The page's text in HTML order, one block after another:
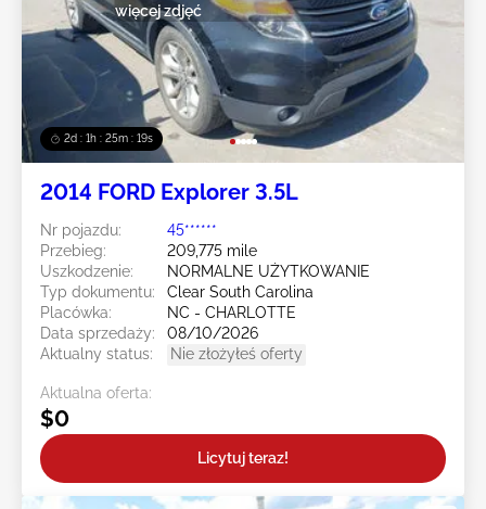
2d : 1h : 25m : 16s
więcej zdjęć
2014 FORD Explorer 3.5L
Nr pojazdu:
45******
Przebieg:
209,775 mile
Uszkodzenie:
NORMALNE UŻYTKOWANIE
Typ dokumentu:
Clear South Carolina
Placówka:
NC - CHARLOTTE
Data sprzedaży:
08/10/2026
Aktualny status:
Nie złożyłeś oferty
Aktualna oferta:
$0
Licytuj teraz!